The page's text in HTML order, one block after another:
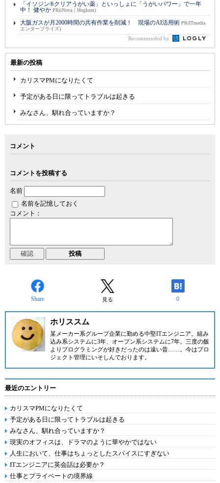
「イソジン®クリアうがい薬」といっしょに「うがいパワー」で一年
中！ 健やか PR(iNova｜Hugkum)
大阪ガスが月2000時間の共有作業を削減！ 現場のAI活用術 PR(ITmedia
エンタープライズ)
Recommended by
最新の投稿
カリスマPMになりたくて
予定がある日に限ってトラブルは起きる
みなさん、馴れ合っていますか？
コメント
コメントを投稿する
名前
名前を記憶しておく
コメント：
Share 見る 0
ホリススム
某メーカー系グループ企業に勤める中堅ITエンジニア。組み
込み系システムに3年、オープン系システムに7年。三度の飯
よりプログラミングが好きだったのは遠い昔……。今はプロ
ジェクト管理にいそしんでおります。
最近のエントリー
カリスマPMになりたくて
予定がある日に限ってトラブルは起きる
みなさん、馴れ合っていますか？
現実のオフィスは、ドラマのように華やかではない
人生において、仕事はちょっとしたスパイスにすぎない
ITエンジニアに英会話は必要か？
仕事とプライベートの境界線